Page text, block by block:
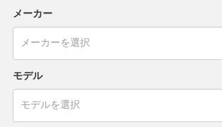
メーカー
モデル